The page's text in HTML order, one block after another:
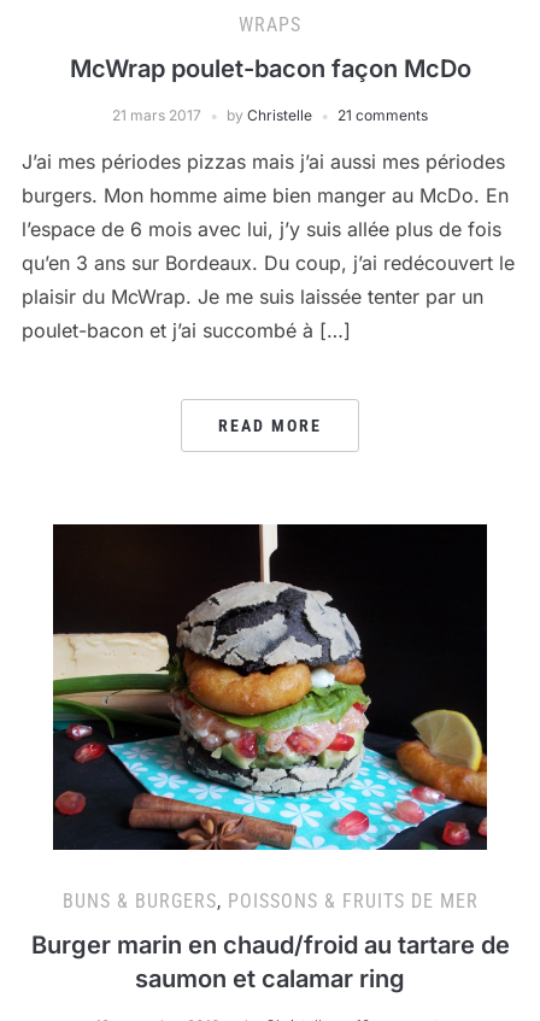
WRAPS
McWrap poulet-bacon façon McDo
21 mars 2017 by Christelle 21 comments
J’ai mes périodes pizzas mais j’ai aussi mes périodes
burgers. Mon homme aime bien manger au McDo. En
l’espace de 6 mois avec lui, j’y suis allée plus de fois
qu’en 3 ans sur Bordeaux. Du coup, j’ai redécouvert le
plaisir du McWrap. Je me suis laissée tenter par un
poulet-bacon et j’ai succombé à […]
READ MORE
BUNS & BURGERS, POISSONS & FRUITS DE MER
Burger marin en chaud/froid au tartare de
saumon et calamar ring